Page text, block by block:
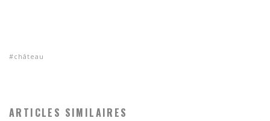
château
ARTICLES SIMILAIRES